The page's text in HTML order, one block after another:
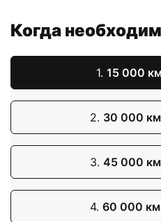
Когда
1. 15 000
2. 30 000
3. 45 000
4. 60 000 км